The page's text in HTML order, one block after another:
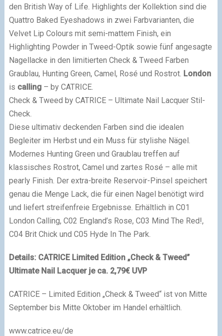
den British Way of Life. Highlights der Kollektion sind die
Quattro Baked Eyeshadows in zwei Farbvarianten, die
Velvet Lip Colours mit semi-mattem Finish, ein
Highlighting Powder in Tweed-Optik sowie fünf angesagte
Nagellacke in den limitierten Check & Tweed Farben
Graublau, Hunting Green, Camel, Rosé und Rostrot. London
is calling– by CATRICE.
Check & Tweed by CATRICE – Ultimate Nail Lacquer Stil-
Check.
Diese ultimativ deckenden Farben sind die idealen
Begleiter im Herbst und ein Muss für stylishe Nägel.
Modernes Hunting Green und Graublau treffen auf
klassisches Rostrot, Camel und zartes Rosé – alle mit
pearly Finish. Der extra-breite Reservoir-Pinsel speichert
genau die Menge Lack, die für einen Nagel benötigt wird
und liefert streifenfreie Ergebnisse. Erhältlich in C01
London Calling, C02 England’s Rose, C03 Mind The Red!,
C04 Brit Chick und C05 Hyde In The Park.
Details: CATRICE Limited Edition „Check & Tweed”
Ultimate Nail Lacquer je ca. 2,79€ UVP
CATRICE – Limited Edition „Check & Tweed“ ist von Mitte
September bis Mitte Oktober im Handel erhältlich.
www.catrice.eu/de